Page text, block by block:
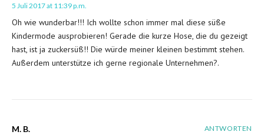
5 Juli 2017 at 11:39 p.m.
Oh wie wunderbar!!! Ich wollte schon immer mal diese süße
Kindermode ausprobieren! Gerade die kurze Hose, die du gezeigt
hast, ist ja zuckersüß!! Die würde meiner kleinen bestimmt stehen.
Außerdem unterstütze ich gerne regionale Unternehmen?.
M. B.
ANTWORTEN